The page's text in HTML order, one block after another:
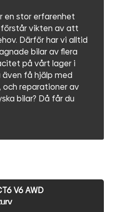
en stor erfarenhet
vikten av att
Därför har vi alltid
bilar av flera
på vårt lager i
även få hjälp med
och reparationer av
bilar? Då får du
V6 AWD